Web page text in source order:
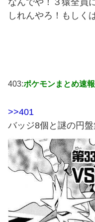
なんでや！３猿全員
しれんやろ！もしく
403:ポケモンまとめ速報
>>401
バッジ8個と謎の円